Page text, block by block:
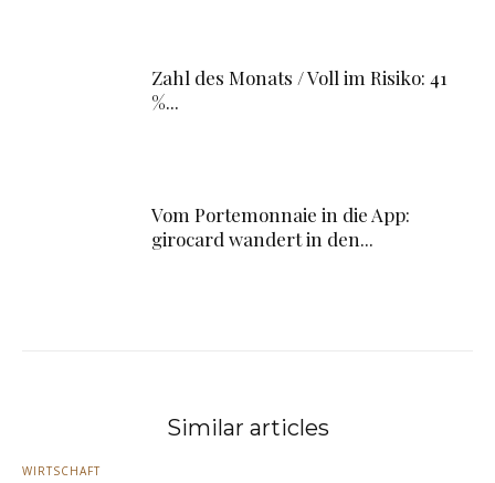
Zahl des Monats / Voll im Risiko: 41
%...
Vom Portemonnaie in die App:
girocard wandert in den...
Similar articles
WIRTSCHAFT